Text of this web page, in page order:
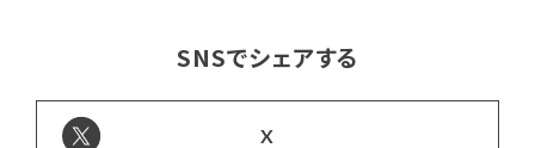
SNSでシェアする
X